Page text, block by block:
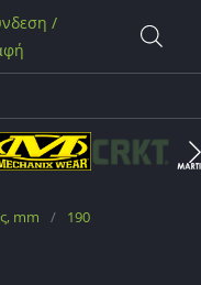
/
mm / 190